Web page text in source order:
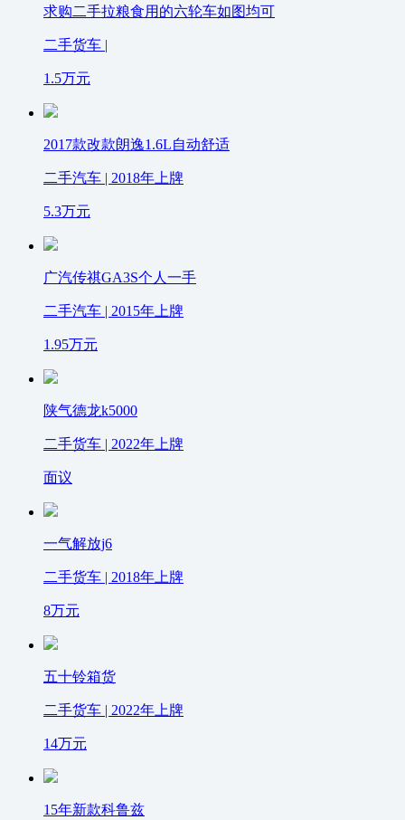
求购二手拉粮食用的六轮车如图均可
二手货车 |
1.5万元
2017款改款朗逸1.6L自动舒适
二手汽车 | 2018年上牌
5.3万元
广汽传祺GA3S个人一手
二手汽车 | 2015年上牌
1.95万元
陕气德龙k5000
二手货车 | 2022年上牌
面议
一气解放j6
二手货车 | 2018年上牌
8万元
五十铃箱货
二手货车 | 2022年上牌
14万元
15年新款科鲁兹